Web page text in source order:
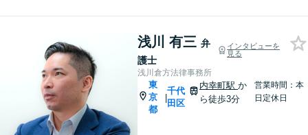
浅川 有三 弁
護士
インタビューを
見る
浅川倉方法律事務所
東
京
都
|
千代
田区
内幸町駅か
ら徒歩3分
営業時間：本
日定休日